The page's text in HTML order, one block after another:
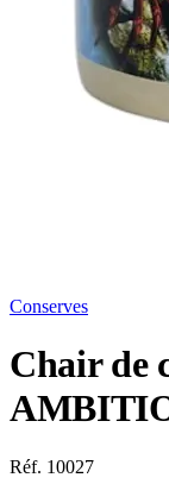
Conserves
Chair de
Réf. 10027